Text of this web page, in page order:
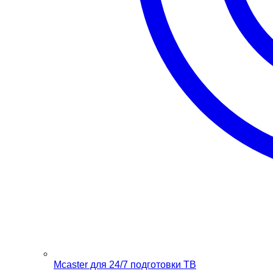
Mcaster для 24/7 подготовки ТВ